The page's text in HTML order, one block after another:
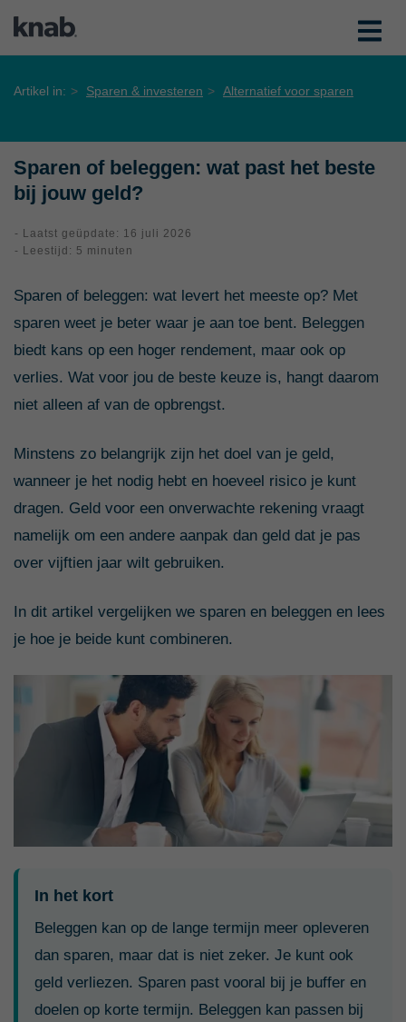
Artikel in: Sparen & investeren Alternatief voor sparen
Sparen of beleggen: wat past het beste
bij jouw geld?
- Laatst geüpdate: 16 juli 2026
- Leestijd: 5 minuten
Sparen of beleggen: wat levert het meeste op? Met
sparen weet je beter waar je aan toe bent. Beleggen
biedt kans op een hoger rendement, maar ook op
verlies. Wat voor jou de beste keuze is, hangt daarom
niet alleen af van de opbrengst.
Minstens zo belangrijk zijn het doel van je geld,
wanneer je het nodig hebt en hoeveel risico je kunt
dragen. Geld voor een onverwachte rekening vraagt
namelijk om een andere aanpak dan geld dat je pas
over vijftien jaar wilt gebruiken.
In dit artikel vergelijken we sparen en beleggen en lees
je hoe je beide kunt combineren.
In het kort
Beleggen kan op de lange termijn meer opleveren
dan sparen, maar dat is niet zeker. Je kunt ook
geld verliezen. Sparen past vooral bij je buffer en
doelen op korte termijn. Beleggen kan passen bij